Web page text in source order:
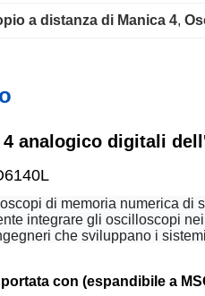
a distanza di Manica 4,
analogico digitali
di memoria numerica
integrare gli oscilloscopi
che sviluppano i
con (espandibile a